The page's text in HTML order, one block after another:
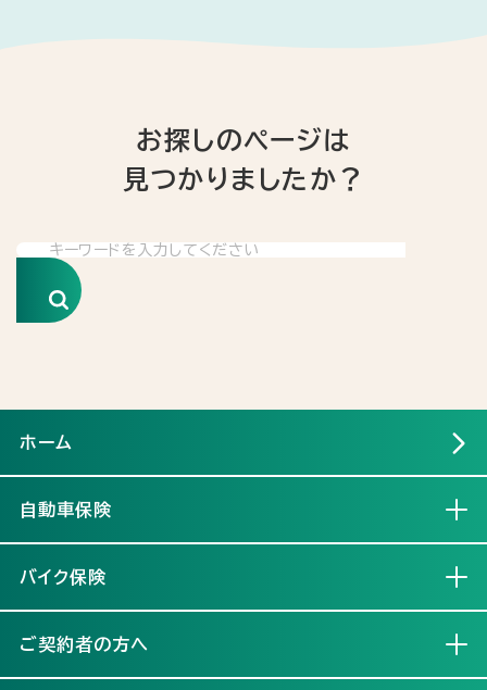
お探しのページは
見つかりましたか？
検索
ホーム
自動車保険
バイク保険
ご契約者の方へ